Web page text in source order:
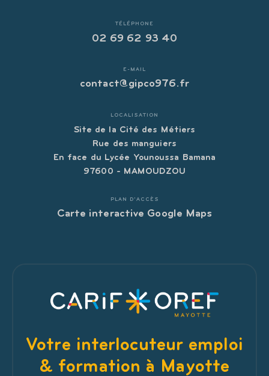
TÉLÉPHONE
02 69 62 93 40
E-MAIL
contact@gipco976.fr
LOCALISATION
Site de la Cité des Métiers
Rue des manguiers
En face du Lycée Younoussa Bamana
97600 - MAMOUDZOU
PLAN D'ACCÈS
Carte interactive Google Maps
Votre interlocuteur emploi
& formation à Mayotte